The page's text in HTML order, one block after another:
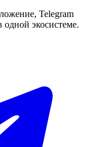
Telegram
экосистеме.